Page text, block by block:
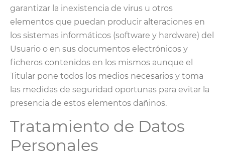
garantizar la inexistencia de virus u otros
elementos que puedan producir alteraciones en
los sistemas informáticos (software y hardware) del
Usuario o en sus documentos electrónicos y
ficheros contenidos en los mismos aunque el
Titular pone todos los medios necesarios y toma
las medidas de seguridad oportunas para evitar la
presencia de estos elementos dañinos.
Tratamiento de Datos
Personales